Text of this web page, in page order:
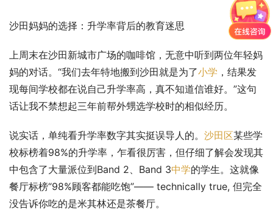
沙田妈妈的选择：升学率背后的教育迷思
上周末在沙田新城市广场的咖啡馆，无意中听到两位年轻妈
妈的对话。“我们去年特地搬到沙田就是为了小学 ，结果发
现每间学校都在说自己升学率高，真不知道信谁好。”这句
话让我不禁想起三年前帮外甥选学校时的相似经历。
说实话，单纯看升学率数字其实挺误导人的。 沙田区某些学
校标榜着98%的升学率，乍看很厉害，但仔细了解会发现其
中包含了大量派位到Band 2、Band 3中学的学生。这就像
餐厅标榜“98%顾客都能吃饱”—— technically true, 但完全
没告诉你吃的是米其林还是茶餐厅。